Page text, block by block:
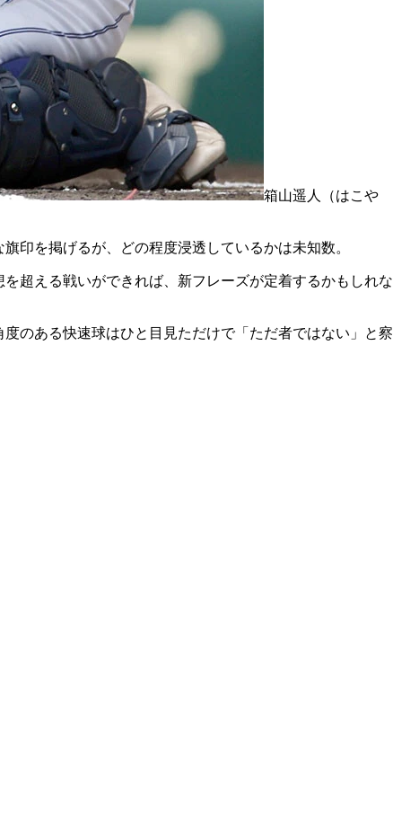
箱山遥人（はこや
印を掲げるが、どの程度浸透しているかは未知数。
超える戦いができれば、新フレーズが定着するかもしれな
のある快速球はひと目見ただけで「ただ者ではない」と察